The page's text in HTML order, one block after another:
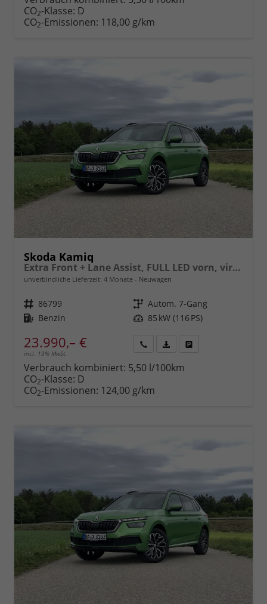
CO2-Klasse: D
CO2-Emissionen: 118,00 g/km
Skoda Kamiq
Extra Front + Lane Assist, FULL LED vorn, virtuelles Cockpit, manuelle Klima, Parksensoren hinten, ISOFIX, el. Fensterheber vorn uvm.
unverbindliche Lieferzeit: 4 Monate Neuwagen
Fahrzeugnr. 86799 Getriebe Autom. 7-Gang
Kraftstoff Benzin Leistung 85 kW (116 PS)
23.990,– €
incl. 19% MwSt.
anfordern
Datei,
Verbrauch kombiniert: 5,50 l/100km
CO2-Klasse: D
CO2-Emissionen: 124,00 g/km